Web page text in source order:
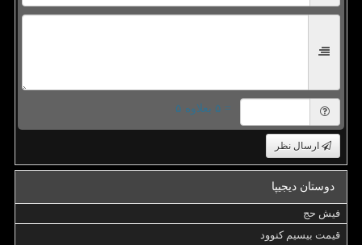
= ۵ بعلاوه ۵
ارسال نظر
دوستان دیجیپا
فیش حج
قیمت بیسیم کنوود